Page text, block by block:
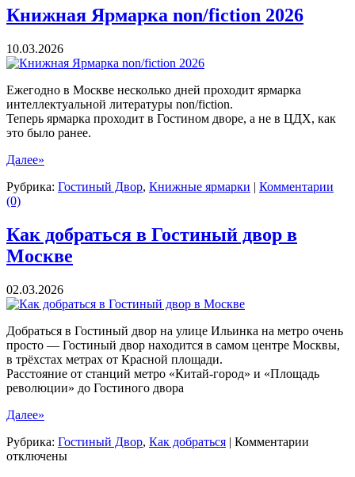
Книжная Ярмарка non/fiction 2026
10.03.2026
Ежегодно в Москве несколько дней проходит ярмарка
интеллектуальной литературы non/fiction.
Теперь ярмарка проходит в Гостином дворе, а не в ЦДХ, как
это было ранее.
Далее»
Рубрика: Гостиный Двор, Книжные ярмарки | Комментарии
(0)
Как добраться в Гостиный двор в
Москве
02.03.2026
Добраться в Гостиный двор на улице Ильинка на метро очень
просто — Гостиный двор находится в самом центре Москвы,
в трёхстах метрах от Красной площади.
Расстояние от станций метро «Китай-город» и «Площадь
революции» до Гостиного двора
Далее»
Рубрика: Гостиный Двор, Как добраться | Комментарии
отключены